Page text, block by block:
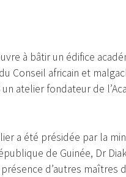
à bâtir un édifice
Conseil africain et
un atelier fondateur de
a été présidée par la
de Guinée, Dr
d’autres maîtres